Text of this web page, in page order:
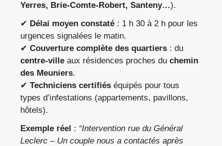
Yerres, Brie-Comte-Robert, Santeny…).
✔ Délai moyen constaté : 1 h 30 à 2 h pour les
urgences signalées le matin.
✔ Couverture complète des quartiers : du
centre-ville aux résidences proches du chemin
des Meuniers.
✔ Techniciens certifiés équipés pour tous
types d’infestations (appartements, pavillons,
hôtels).
Exemple réel : “Intervention rue du Général
Leclerc – Un couple nous a contactés après